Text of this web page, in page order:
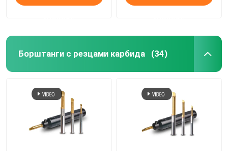
Борштанги с резцами карбида (34)